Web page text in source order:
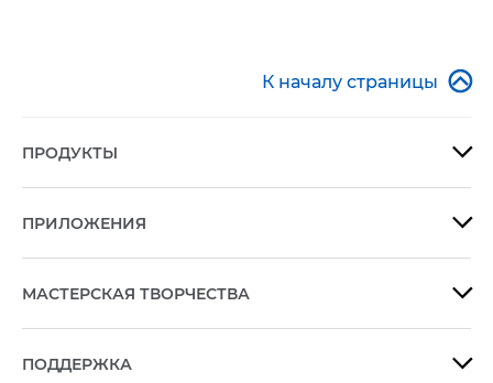
К началу страницы 
ПРОДУКТЫ 
ПРИЛОЖЕНИЯ 
МАСТЕРСКАЯ ТВОРЧЕСТВА 
ПОДДЕРЖКА 